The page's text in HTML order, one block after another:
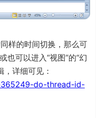
样的时间切换，那么可
也可以进入“视图”的“幻
详细可见：
do-thread-id-